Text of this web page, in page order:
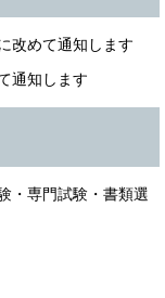
めて通知します
通知します
・専門試験・書類選